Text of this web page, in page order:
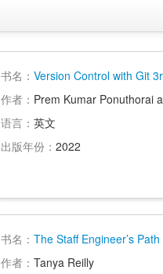
书名： Version Control with Git
作者： Prem Kumar Ponuthorai
语言： 英文
出版年份： 2022
书名： The Staff Engineer’s Path
作者： Tanya Reilly